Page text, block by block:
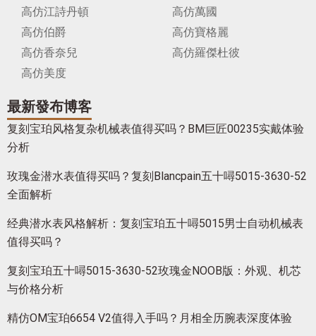
高仿江詩丹頓
高仿萬國
高仿伯爵
高仿寶格麗
高仿香奈兒
高仿羅傑杜彼
高仿美度
最新發布博客
复刻宝珀风格复杂机械表值得买吗？BM巨匠00235实戴体验
分析
玫瑰金潜水表值得买吗？复刻Blancpain五十噚5015-3630-52
全面解析
经典潜水表风格解析：复刻宝珀五十噚5015男士自动机械表
值得买吗？
复刻宝珀五十噚5015-3630-52玫瑰金NOOB版：外观、机芯
与价格分析
精仿OM宝珀6654 V2值得入手吗？月相全历腕表深度体验